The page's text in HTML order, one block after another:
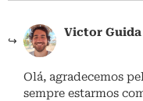
Victor Guida
Olá, agradecemos
sempre estarmos